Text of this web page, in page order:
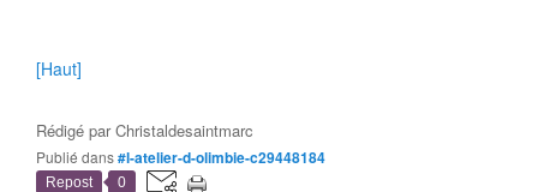
[Haut]
Rédigé parChristaldesaintmarc
Publié dans#l-atelier-d-olimbie-c29448184
Repost 0